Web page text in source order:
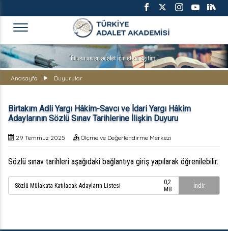
TÜRKİYE ADALET AKADEMİSİ
Anasayfa Duyurular
Birtakım Adli Yargı Hâkim-Savcı ve İdari Yargı Hâkim
Adaylarının Sözlü Sınav Tarihlerine İlişkin Duyuru
29 Temmuz 2025 Ölçme ve Değerlendirme Merkezi
Sözlü sınav tarihleri aşağıdaki bağlantıya giriş yapılarak öğrenilebilir.
Sözlü Mülakata Katılacak Adayların Listesi
0,2
MB
İndir